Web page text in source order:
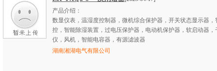
产品介绍：
数显仪表，温湿度控制器，微机综合保护器，开关状态显示器，
控，智能除湿装置，过电压保护器，电动机保护器，软启动器，
仪，风机，智能电容器，有源滤波器
湖南湘湖电气有限公司